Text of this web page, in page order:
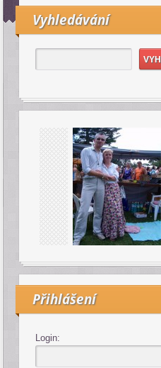
Vyhledávání
Přihlášení
Login: